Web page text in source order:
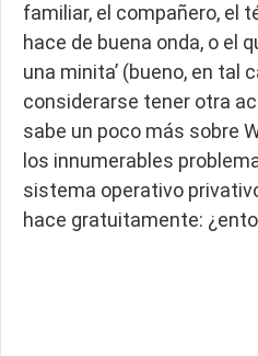
familiar, el compañero, el
hace de buena onda, o el
una minita’ (bueno, en tal
considerarse tener otra
sabe un poco más sobre
los innumerables
sistema operativo
hace gratuitamente: